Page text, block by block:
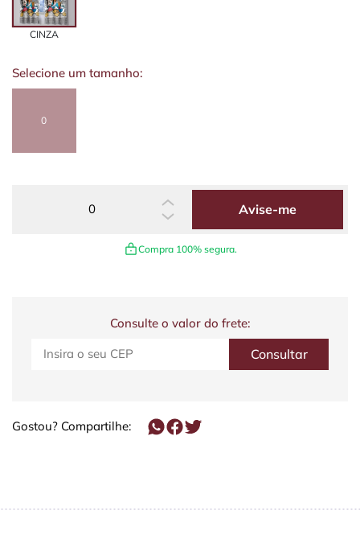
CINZA
Selecione um tamanho:
0
Avise-me
Compra 100% segura.
Consulte o valor do frete:
Gostou? Compartilhe: